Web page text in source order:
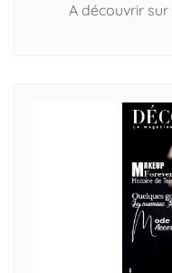
A découvrir sur